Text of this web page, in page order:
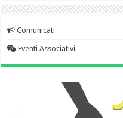
Comunicati
Eventi Associativi